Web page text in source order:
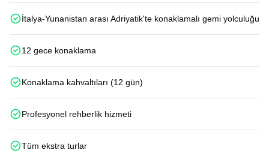
İtalya-Yunanistan arası Adriyatik'te konaklamalı gemi yolculuğu
12 gece konaklama
Konaklama kahvaltıları (12 gün)
Profesyonel rehberlik hizmeti
Tüm ekstra turlar